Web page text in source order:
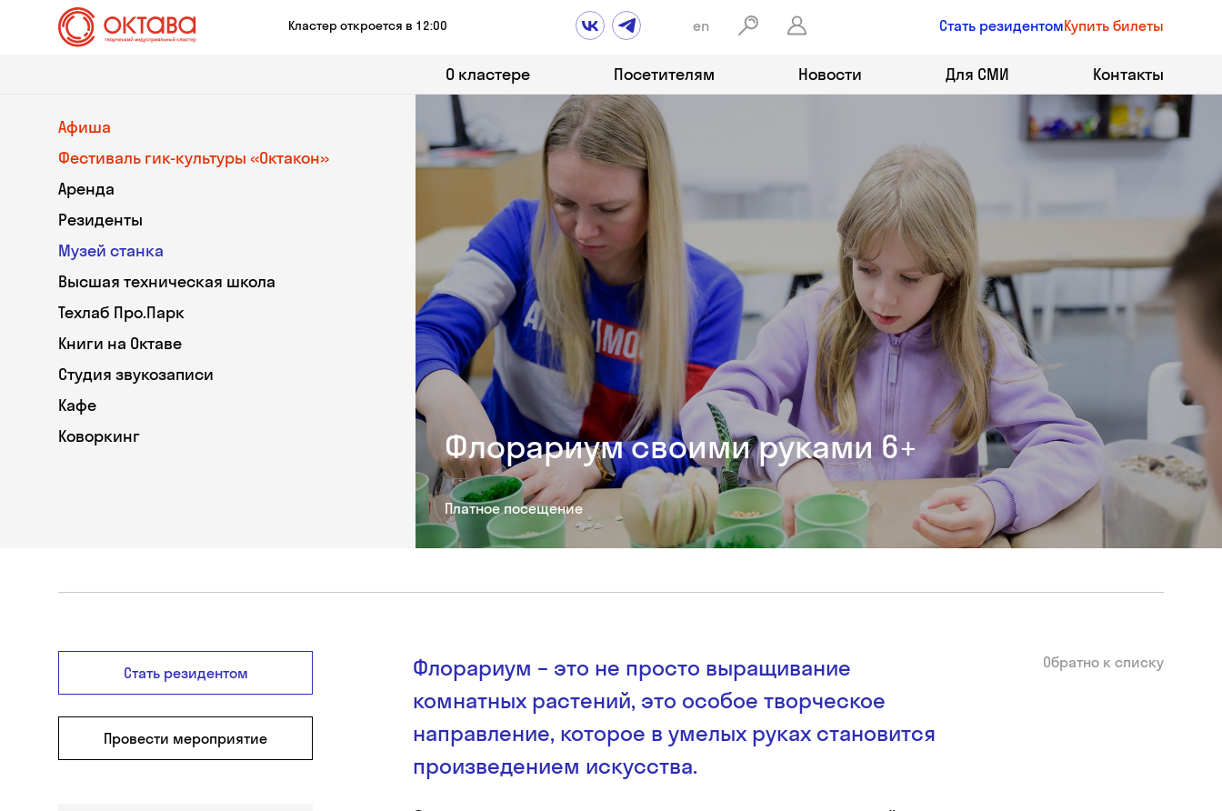
Кластер откроется в 12:00 en Стать резидентомКупить билеты
О кластере Посетителям Новости Для СМИ Контакты
Афиша
Фестиваль гик-культуры «Октакон»
Аренда
Резиденты
Музей станка
Высшая техническая школа
Техлаб Про.Парк
Книги на Октаве
Студия звукозаписи
Кафе
Коворкинг
Флорариум своими руками 6+
Платное посещение
Стать резидентом
Провести мероприятие
Флорариум – это не просто выращивание
комнатных растений, это особое творческое
направление, которое в умелых руках становится
произведением искусства.
Обратно к списку